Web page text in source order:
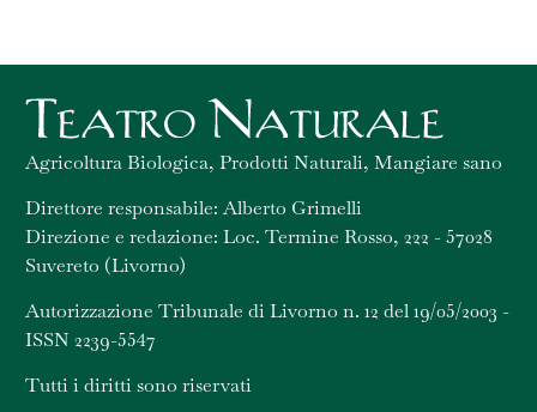
Agricoltura Biologica, Prodotti Naturali, Mangiare sano
Direttore responsabile: Alberto Grimelli
Direzione e redazione: Loc. Termine Rosso, 222 - 57028
Suvereto (Livorno)
Autorizzazione Tribunale di Livorno n. 12 del 19/05/2003 -
ISSN 2239-5547
Tutti i diritti sono riservati